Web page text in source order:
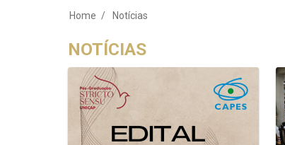
Notícias - Unicap
Home Notícias
NOTÍCIAS